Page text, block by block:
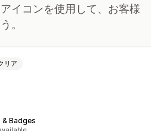
イコンを使用して、お客様
。
リア
Badges